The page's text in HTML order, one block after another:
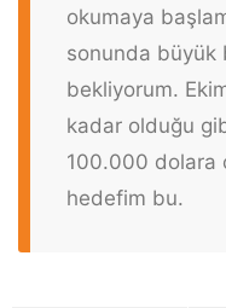
okumaya
sonunda büyük
bekliyorum.
kadar olduğu
100.000 dolara
hedefim bu.